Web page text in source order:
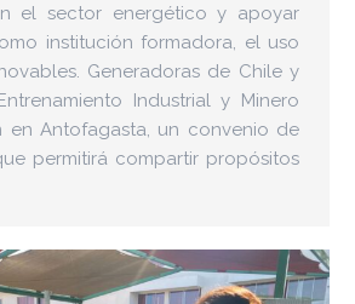
el sector energético y apoyar
institución formadora, el uso
Generadoras de Chile y
Industrial y Minero
en Antofagasta, un convenio de
permitirá compartir propósitos